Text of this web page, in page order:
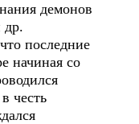
демонов
др.
последние
начиная со
честь